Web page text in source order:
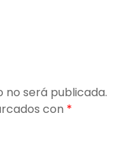
será publicada.
con *